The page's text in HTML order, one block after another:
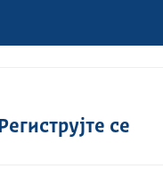
Региструјте се